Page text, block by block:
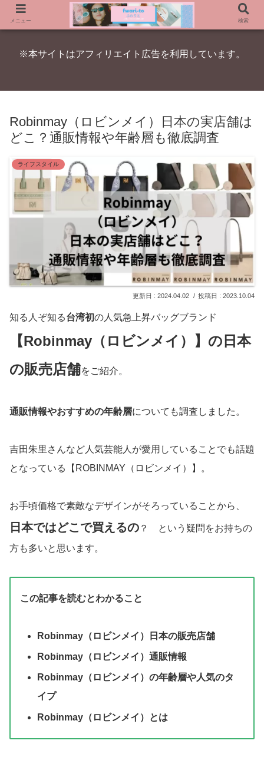
※本サイトはアフィリエイト広告を利用しています。
Robinmay（ロビンメイ）日本の実店舗は
どこ？通販情報や年齢層も徹底調査
ライフスタイル
2024.04.02 2023.10.04
知る人ぞ知る台湾初の人気急上昇バッグブランド
【Robinmay（ロビンメイ）】の日本
の販売店舗をご紹介。
通販情報やおすすめの年齢層についても調査しました。
吉田朱里さんなど人気芸能人が愛用していることでも話題
となっている【ROBINMAY（ロビンメイ）】。
お手頃価格で素敵なデザインがそろっていることから、
日本ではどこで買えるの ？ という疑問をお持ちの
方も多いと思います。
この記事を読むとわかること
Robinmay（ロビンメイ）日本の販売店舗
Robinmay（ロビンメイ）通販情報
Robinmay（ロビンメイ）の年齢層や人気のタ
イプ
Robinmay（ロビンメイ）とは
メニュー 検索